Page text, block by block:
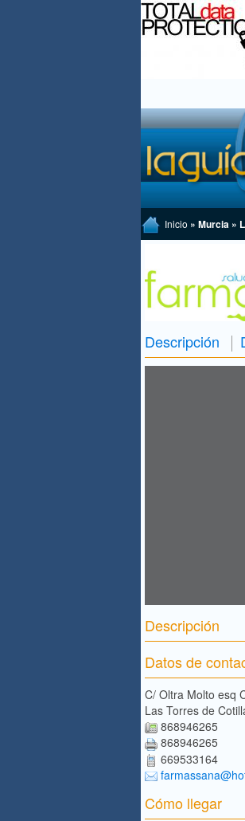
Inicio » Murcia »
Descripción
Descripción
Datos de
C/ Oltra Molto esq
Las Torres de
868946265
868946265
669533164
Cómo llegar